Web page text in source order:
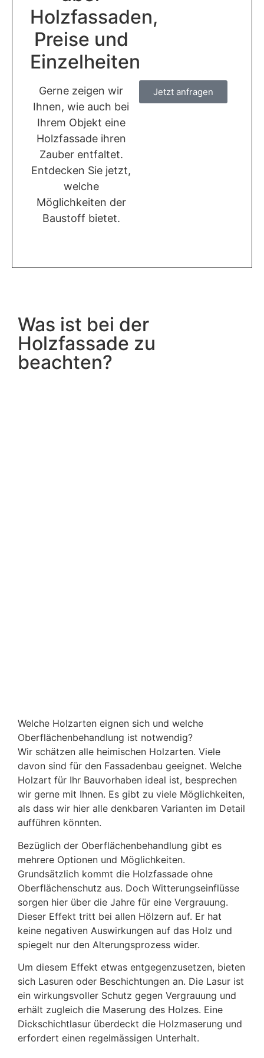
Holzfassaden,
Preise und
Einzelheiten
Gerne zeigen wir
Ihnen, wie auch bei
Ihrem Objekt eine
Holzfassade ihren
Zauber entfaltet.
Entdecken Sie jetzt,
welche
Möglichkeiten der
Baustoff bietet.
Jetzt anfragen
Was ist bei der
Holzfassade zu
beachten?
Welche Holzarten eignen sich und welche
Oberflächenbehandlung ist notwendig?
Wir schätzen alle heimischen Holzarten. Viele
davon sind für den Fassadenbau geeignet. Welche
Holzart für Ihr Bauvorhaben ideal ist, besprechen
wir gerne mit Ihnen. Es gibt zu viele Möglichkeiten,
als dass wir hier alle denkbaren Varianten im Detail
aufführen könnten.
Bezüglich der Oberflächenbehandlung gibt es
mehrere Optionen und Möglichkeiten.
Grundsätzlich kommt die Holzfassade ohne
Oberflächenschutz aus. Doch Witterungseinflüsse
sorgen hier über die Jahre für eine Vergrauung.
Dieser Effekt tritt bei allen Hölzern auf. Er hat
keine negativen Auswirkungen auf das Holz und
spiegelt nur den Alterungsprozess wider.
Um diesem Effekt etwas entgegenzusetzen, bieten
sich Lasuren oder Beschichtungen an. Die Lasur ist
ein wirkungsvoller Schutz gegen Vergrauung und
erhält zugleich die Maserung des Holzes. Eine
Dickschichtlasur überdeckt die Holzmaserung und
erfordert einen regelmässigen Unterhalt.